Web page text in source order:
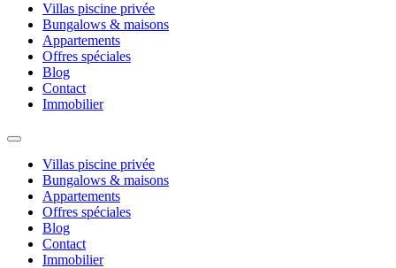
Villas piscine privée
Bungalows & maisons
Appartements
Offres spéciales
Blog
Contact
Immobilier
Villas piscine privée
Bungalows & maisons
Appartements
Offres spéciales
Blog
Contact
Immobilier